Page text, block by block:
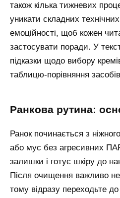
також кілька тижневих
уникати складних технічних
емоційності, щоб кожен
застосувати поради. У
підказки щодо вибору
таблицю-порівняння
ранкова рутина:
Ранок починається з
або мус без агресивних
залишки і готує шкіру до
Після очищення важливо
тому відразу переходьте